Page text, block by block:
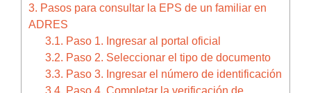
3. Pasos para consultar la EPS de un familiar en
ADRES
3.1.
Paso 1. Ingresar al portal oficial
3.2. Paso 2. Seleccionar el tipo de documento
3.3. Paso 3. Ingresar el número de identificación
3.4. Paso 4. Completar la verificación de